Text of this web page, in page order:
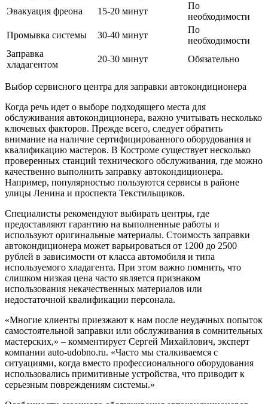
Эвакуация фреона
15-20 минут
По
необходимости
Промывка системы
30-40 минут
По
необходимости
Заправка
хладагентом
20-30 минут Обязательно
Выбор сервисного центра для заправки автокондиционера
Когда речь идет о выборе подходящего места для
обслуживания автокондиционера, важно учитывать несколько
ключевых факторов. Прежде всего, следует обратить
внимание на наличие сертифицированного оборудования и
квалификацию мастеров. В Костроме существует несколько
проверенных станций технического обслуживания, где можно
качественно выполнить заправку автокондиционера.
Например, популярностью пользуются сервисы в районе
улицы Ленина и проспекта Текстильщиков.
Специалисты рекомендуют выбирать центры, где
предоставляют гарантию на выполненные работы и
используют оригинальные материалы. Стоимость заправки
автокондиционера может варьироваться от 1200 до 2500
рублей в зависимости от класса автомобиля и типа
используемого хладагента. При этом важно помнить, что
слишком низкая цена часто является признаком
использования некачественных материалов или
недостаточной квалификации персонала.
«Многие клиенты приезжают к нам после неудачных попыток
самостоятельной заправки или обслуживания в сомнительных
мастерских,» – комментирует Сергей Михайлович, эксперт
компании auto-udobno.ru. «Часто мы сталкиваемся с
ситуациями, когда вместо профессионального оборудования
использовались примитивные устройства, что приводит к
серьезным повреждениям системы.»